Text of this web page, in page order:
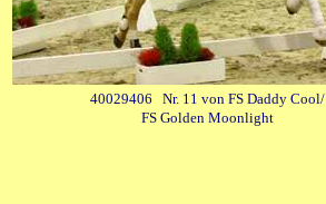
40029406 Nr. 11 von FS Daddy Cool/
FS Golden Moonlight